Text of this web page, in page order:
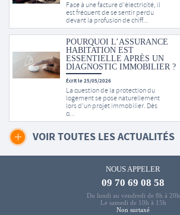
Face à une facture d’électricité, il
est fréquent de se sentir perdu
devant la profusion de chiff...
POURQUOI L’ASSURANCE
HABITATION EST
ESSENTIELLE APRÈS UN
DIAGNOSTIC IMMOBILIER ?
Écrit le 25/05/2026
La question de la protection du
logement se pose naturellement
lors d’un projet immobilier. Dès
q...
VOIR TOUTES LES ACTUALITÉS
NOUS APPELER
09 70 69 08 58
Du lundi au vendredi de 8h à 20h
Le samedi de 10h à 15h
Non surtaxé